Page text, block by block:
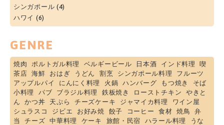
シンガポール (4)
ハワイ (6)
GENRE
焼肉 ポルトガル料理 ベルギービール 日本酒 インド料理
喫
茶店
海鮮 おはぎ うどん 割烹 シンガポール料理
フルーツ
アップルパイ
にんにく料理 火鍋 ハンバーグ もつ焼き
そば
小料理
パブ ブラジル料理 鉄板焼き ローストチキン
やきと
ん
かつ丼 天ぷら チーズケーキ ジャマイカ料理
ワイン屋
シュラスコ
ジビエ お好み焼 餃子 コーヒー 食材 焼鳥
弁
当
チーズ 中華料理 ケーキ 旅館・民宿 ハラール料理
うな